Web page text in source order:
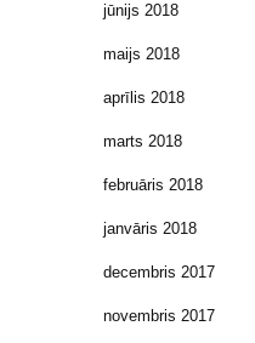
jūnijs 2018
maijs 2018
aprīlis 2018
marts 2018
februāris 2018
janvāris 2018
decembris 2017
novembris 2017